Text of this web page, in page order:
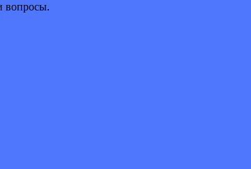
вопросы.